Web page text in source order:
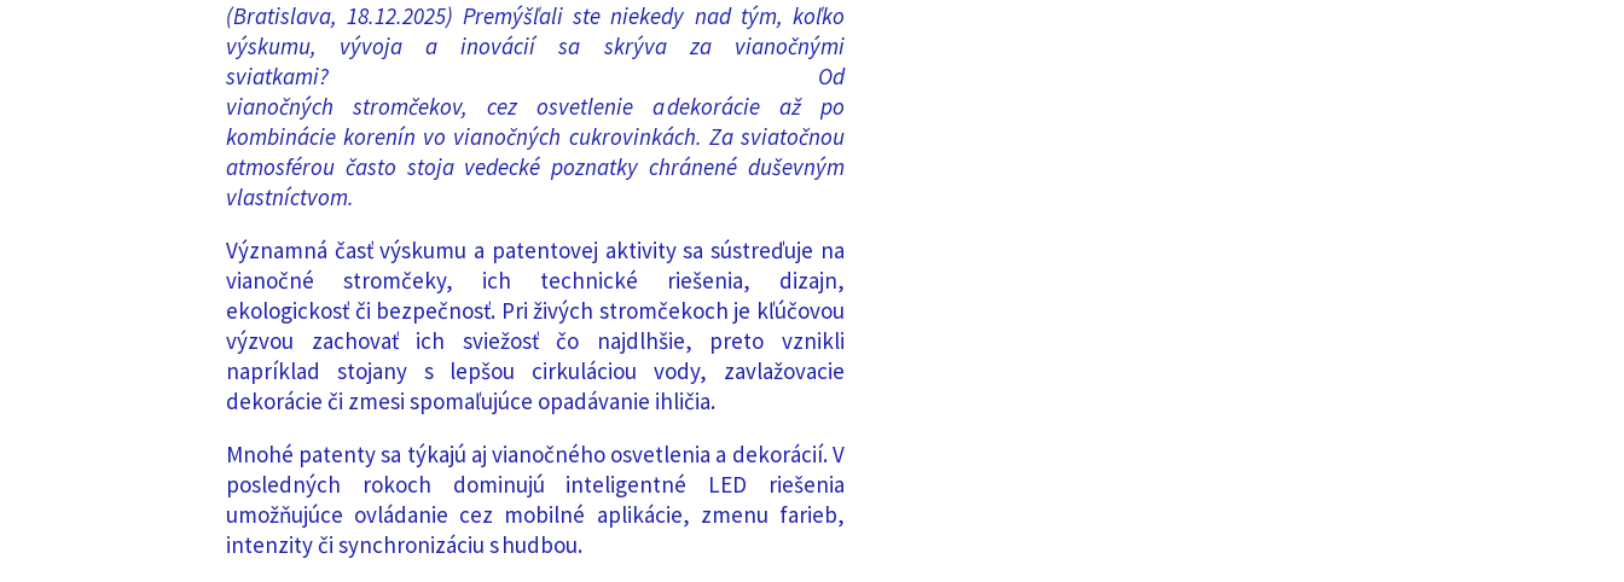
(Bratislava, 18.12.2025)Premýšľali ste niekedy nad tým, koľko
výskumu, vývoja a inovácií
sa skrýva za vianočnými
sviatkami? Od
vianočných stromčekov, cezosvetlenieadekorácieaž po
kombináciekorenín vo vianočných cukrovinkách. Za sviatočnou
atmosférou často stoja vedecké poznatky chránené duševným
vlastníctvom.
Významná časť výskumu a patentovej aktivity sa sústreďuje na
vianočné stromčeky, ich technické riešenia, dizajn,
ekologickosť či bezpečnosť. Pri živých stromčekoch je kľúčovou
výzvou zachovať ich sviežosť čo najdlhšie, preto vznikli
napríklad stojany s lepšou cirkuláciou vody, zavlažovacie
dekorácie či zmesi spomaľujúce opadávanie ihličia.
Mnohé patenty sa týkajú aj vianočného osvetlenia a dekorácií. V
posledných rokoch dominujú inteligentné LED riešenia
umožňujúce ovládanie cez mobilné aplikácie, zmenu farieb,
intenzity či synchronizáciu s hudbou.